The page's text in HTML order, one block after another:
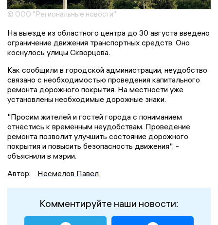
© ООО "Региональные новости"
На выезде из областного центра до 30 августа введено
ограничение движения транспортных средств. Оно
коснулось улицы Скворцова.
Как сообщили в городской администрации, неудобство
связано с необходимостью проведения капитального
ремонта дорожного покрытия. На местности уже
установлены необходимые дорожные знаки.
"Просим жителей и гостей города с пониманием
отнестись к временным неудобствам. Проведение
ремонта позволит улучшить состояние дорожного
покрытия и повысить безопасность движения", -
объяснили в мэрии.
Автор:
Несмелов Павел
Комментируйте наши новости: